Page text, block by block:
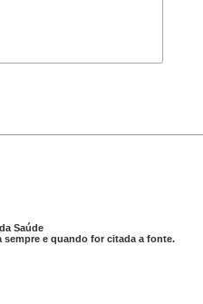
Saúde
e quando for citada a fonte.